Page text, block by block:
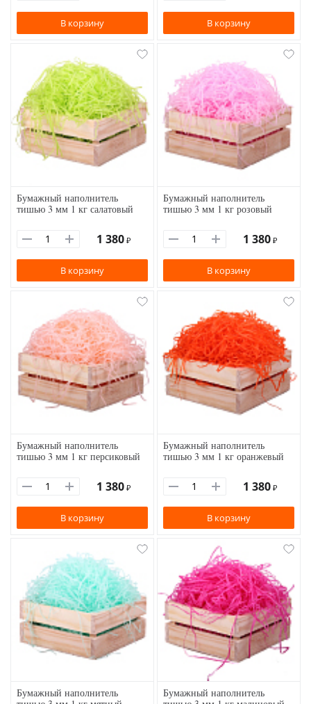
В корзину В корзину
Бумажный наполнитель
тишью 3 мм 1 кг салатовый
1 380 ₽
В корзину
Бумажный наполнитель
тишью 3 мм 1 кг розовый
1 380 ₽
В корзину
Бумажный наполнитель
тишью 3 мм 1 кг персиковый
1 380 ₽
В корзину
Бумажный наполнитель
тишью 3 мм 1 кг оранжевый
1 380 ₽
В корзину
Бумажный наполнитель
Бумажный наполнитель